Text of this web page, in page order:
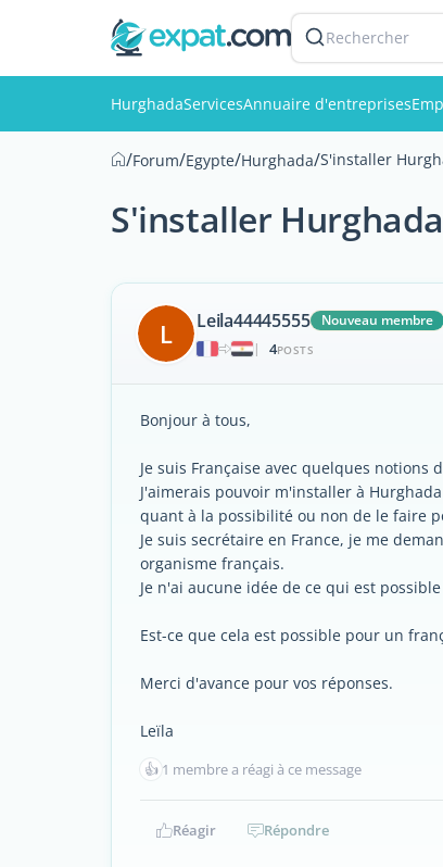
Rechercher
HurghadaServicesAnnuaire d'entreprises
/Forum/Egypte/Hurghada/S'installer
S'installer Hurghada
L Leila44445555
Nouveau membre
|
4POSTS
Bonjour à tous,
Je suis Française avec quelques
J'aimerais pouvoir m'installer à
quant à la possibilité ou non de le faire
Je suis secrétaire en France, je me
organisme français.
Je n'ai aucune idée de ce qui est
Est-ce que cela est possible pour un
Merci d'avance pour vos réponses.
Leïla
👍 1 membre a réagi à ce message
Réagir Répondre